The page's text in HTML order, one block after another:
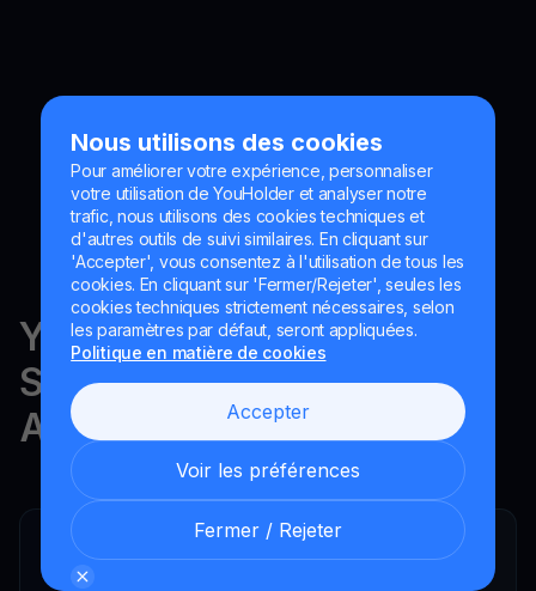
Nous utilisons des cookies
Pour améliorer votre expérience, personnaliser
votre utilisation de YouHolder et analyser notre
trafic, nous utilisons des cookies techniques et
d'autres outils de suivi similaires. En cliquant sur
'Accepter', vous consentez à l'utilisation de tous les
cookies. En cliquant sur 'Fermer/Rejeter', seules les
cookies techniques strictement nécessaires, selon
les paramètres par défaut, seront appliquées.
Politique en matière de cookies
Accepter
Voir les préférences
Fermer / Rejeter
YouHodler est réglementé en
Suisse, dans l'UE et en
Argentine.
YouHodler SA